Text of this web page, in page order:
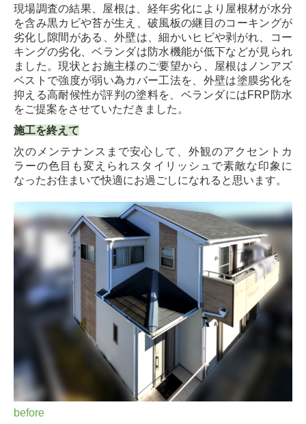
現場調査の結果 、屋根は、経年劣化により屋根材が水分
を含み黒カビや苔が生え、破風板の継目のコーキングが
劣化し隙間がある、外壁は、細かいヒビや剥がれ、コー
キングの劣化、ベランダは防水機能が低下などが見られ
ました。現状とお施主様のご要望から、屋根はノンアズ
ベストで強度が弱い為カバー工法を、外壁は塗膜劣化を
抑える高耐候性が評判の塗料を、ベランダにはFRP防水
をご提案をさせていただきました。
施工を終えて
次のメンテナンスまで安心して、外観のアクセントカ
ラーの色目も変えられスタイリッシュで素敵な印象に
なったお住まいで快適にお過ごしになれると思います。
before